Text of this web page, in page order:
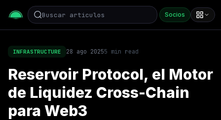
Socios
INFRASTRUCTURE 28 ago 20255 min read
Reservoir Protocol, el Motor
de Liquidez Cross-Chain
para Web3